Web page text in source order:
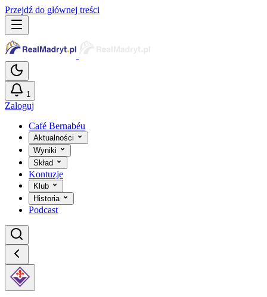
Przejdź do głównej treści
1
Zaloguj
Café Bernabéu
Aktualności
Wyniki
Skład
Kontuzje
Klub
Historia
Podcast